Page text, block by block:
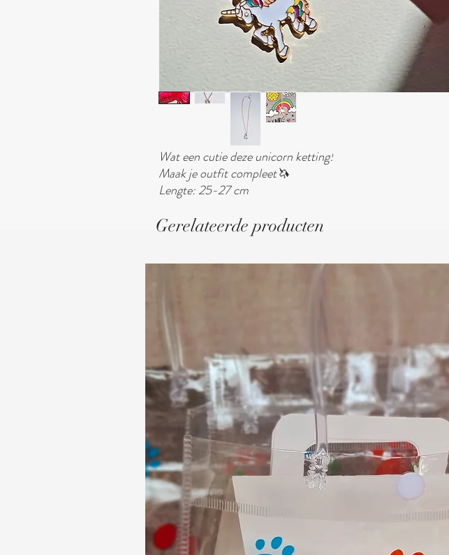
Wat een cutie deze unicorn ketting!
Maak je outfit compleet🦄
Lengte: 25-27 cm
Gerelateerde producten